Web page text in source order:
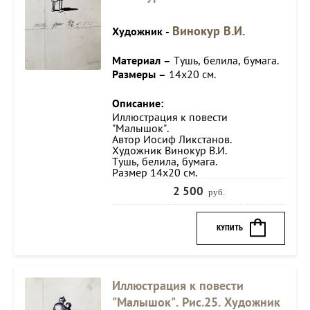
Художник - Винокур В.И.
Материал – Тушь, белила, бумага.
Размеры – 14х20 см.
Описание:
Иллюстрация к повести
"Малышок".
Автор Иосиф Ликстанов.
Художник Винокур В.И.
Тушь, белила, бумага.
Размер 14х20 см.
2 500 руб.
КУПИТЬ
Иллюстрация к повести
"Малышок". Рис.25. Художник